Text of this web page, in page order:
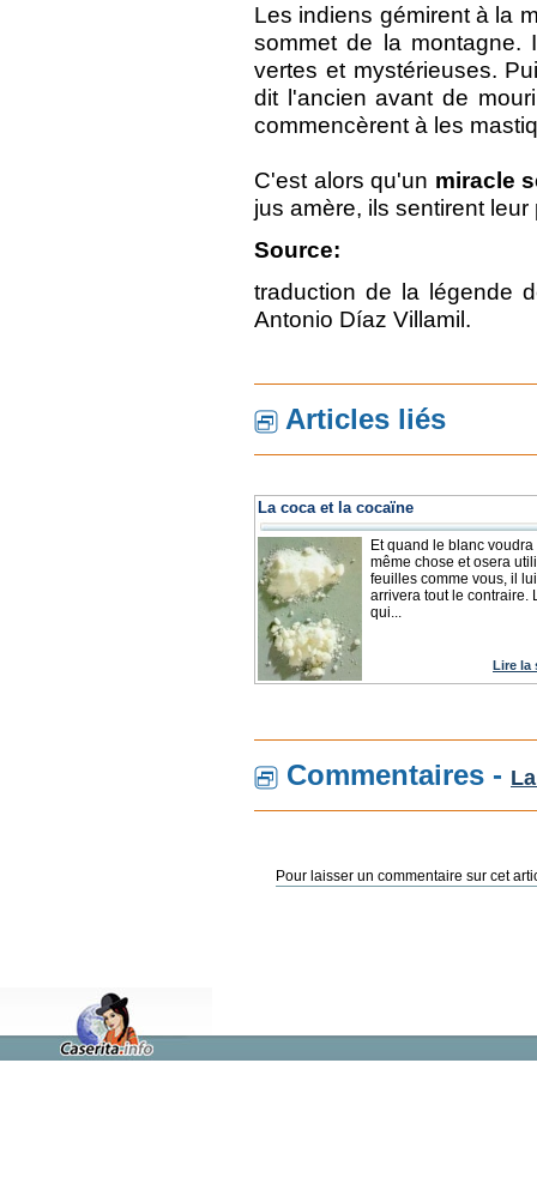
Les indiens gémirent à la
sommet de la
vertes et mystérieuses.
dit l'ancien avant de
commencèrent à les
C'est alors qu'un miracle
jus amère, ils sentirent
Source:
traduction de la légende
Antonio Díaz Villamil.
Articles liés
La coca et la cocaïne
Et quand le blanc
même chose et osera
feuilles comme vous, il lui
arrivera tout le contraire.
qui...
Lire la
Commentaires -
Pour laisser un commentaire sur cet